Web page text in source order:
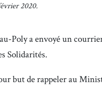
2020.
Poly a envoyé un
Solidarités.
but de rappeler au